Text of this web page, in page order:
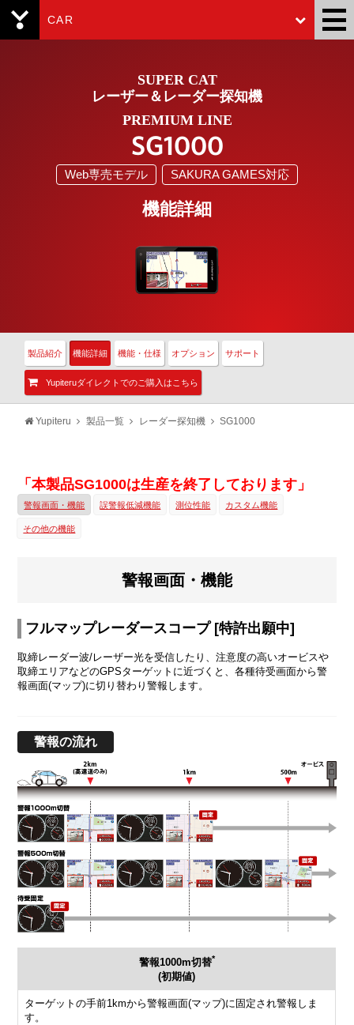
CAR
SUPER CAT
レーザー＆レーダー探知機
PREMIUM LINE
SG1000
Web専売モデル SAKURA GAMES対応
機能詳細
製品紹介 機能詳細 機能・仕様 オプション サポート
Yupiteruダイレクトでのご購入はこちら
Yupiteru 製品一覧 レーダー探知機 SG1000
「本製品SG1000は生産を終了しております」
警報画面・機能 誤警報低減機能 測位性能 カスタム機能
その他の機能
警報画面・機能
フルマップレーダースコープ [特許出願中]
取締レーダー波/レーザー光を受信したり、注意度の高いオービスや
取締エリアなどのGPSターゲットに近づくと、各種待受画面から警
報画面(マップ)に切り替わり警報します。
警報の流れ
警報1000m切替*
(初期値)
ターゲットの手前1kmから警報画面(マップ)に固定され警報しま
す。